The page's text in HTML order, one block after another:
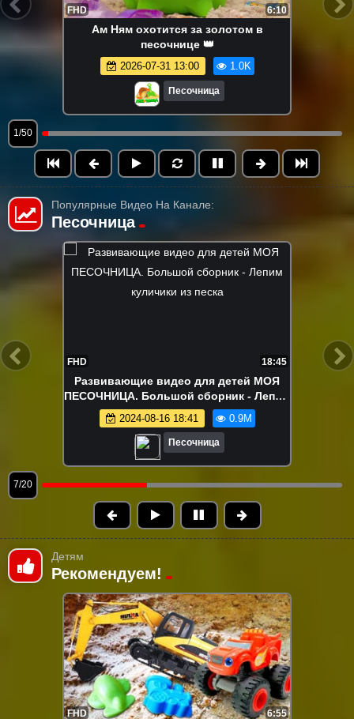
FHD 6:10
Ам Ням охотится за золотом в
песочнице 👑
2026-07-31 13:00 1.0K
Песочница
1/50
Популярные Видео На Канале:
Песочница
FHD 22:15
Ам Ням в поиске вкусняшек!
Развивающие видео про игрушки
2024-08-12 18:04 840.0K
Песочница
8/20
Детям
Рекомендуем!
FHD 6:55